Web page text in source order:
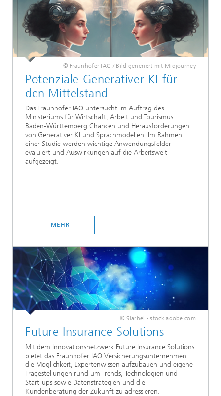
© Fraunhofer IAO / Bild generiert mit Midjourney
Potenziale Generativer KI für
den Mittelstand
Das Fraunhofer IAO untersucht im Auftrag des
Ministeriums für Wirtschaft, Arbeit und Tourismus
Baden-Württemberg Chancen und Herausforderungen
von Generativer KI und Sprachmodellen. Im Rahmen
einer Studie werden wichtige Anwendungsfelder
evaluiert und Auswirkungen auf die Arbeitswelt
aufgezeigt.
MEHR
© Siarhei - stock.adobe.com
Future Insurance Solutions
Mit dem Innovationsnetzwerk Future Insurance Solutions
bietet das Fraunhofer IAO Versicherungsunternehmen
die Möglichkeit, Expertenwissen aufzubauen und eigene
Fragestellungen rund um Trends, Technologien und
Start-ups sowie Datenstrategien und die
Kundenberatung der Zukunft zu adressieren.